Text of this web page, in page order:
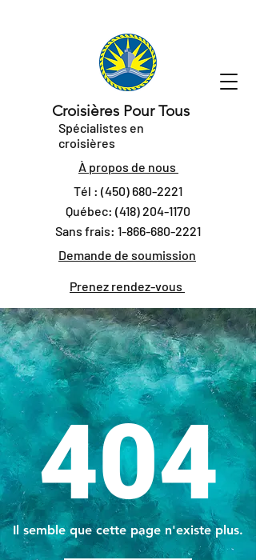
Croisières Pour Tous
Spécialistes en
croisières
À propos de nous
Tél : (450) 680-2221
Québec: (418) 204-1170
Sans frais: 1-866-680-2221
Demande de soumission
Prenez rendez-vous
404
Il semble que cette page n'existe plus.